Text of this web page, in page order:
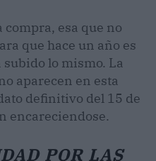
compra, esa que no
que hace un año es
lo mismo. La
aparecen en esta
definitivo del 15 de
encareciendose.
POR LAS